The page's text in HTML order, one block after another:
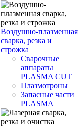
Воздушно-плазменная
сварка, резка и
строжка
Сварочные
аппараты
PLASMA CUT
Плазмотроны
Запасные части
PLASMA